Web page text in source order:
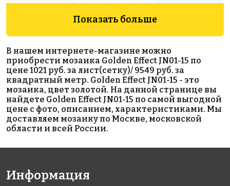
Golden Effect
HP17-15
327x327
Rose CWJ 102
327x327
Rose AJ 77(2)
327x327
6757 руб./м²
Rose AJ
Rose AJ 85+6
Показать больше
В нашем интернете-магазине можно
приобрести мозаика Golden Effect JN01-15 по
цене 1021 руб. за лист(сетку)/ 9549 руб. за
квадратный метр. Golden Effect JN01-15 - это
мозаика, цвет золотой. На данной странице вы
найдете Golden Effect JN01-15 по самой выгодной
цене с фото, описанием, характеристиками. Мы
доставляем мозаику по Москве, московской
области и всей России.
Информация